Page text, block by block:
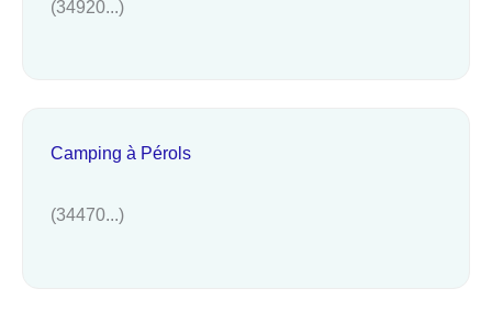
(34920...)
Camping à Pérols
(34470...)